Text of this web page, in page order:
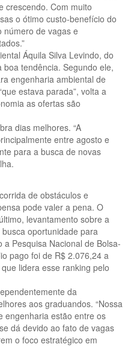
crescendo. Com muito
o ótimo custo-benefício do
número de vagas e
Áquila Silva Levindo, do
tendência. Segundo ele,
engenharia ambiental de
estava parada”, volta a
as ofertas são
dias melhores. “A
entre agosto e
para a busca de novas
de obstáculos e
pode valer a pena. O
levantamento sobre a
oportunidade para
Pesquisa Nacional de Bolsa-
pago foi de R$ 2.076,24 a
lidera esse ranking pelo
da
aos graduandos. “Nossa
engenharia estão entre os
dá devido ao fato de vagas
o foco estratégico em